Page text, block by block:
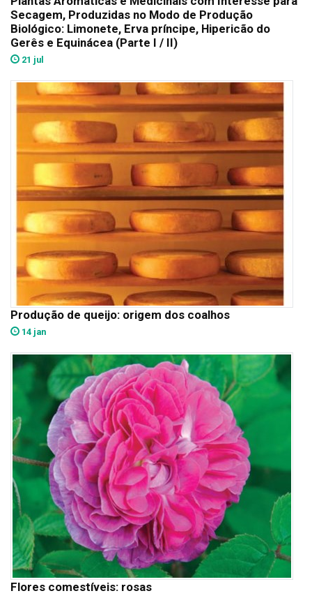
Secagem, Produzidas no Modo de Produção
Biológico: Limonete, Erva príncipe, Hipericão do
Gerês e Equinácea (Parte I / II)
21 jul
Produção de queijo: origem dos coalhos
14 jan
Flores comestíveis: rosas